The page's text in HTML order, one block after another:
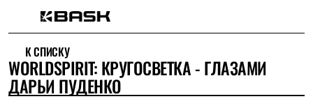
Интернет-магазин
Мужская одежда
Утепленная пухом
Куртки
К СПИСКУ
WORLDSPIRIT: КРУГОСВЕТКА - ГЛАЗАМИ
ДАРЬИ ПУДЕНКО